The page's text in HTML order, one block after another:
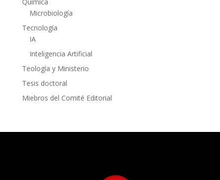
Microbiología
Tecnología
IA
Inteligencia Artificial
Teología y Ministerio
Tesis doctoral
Miebros del Comité Editorial